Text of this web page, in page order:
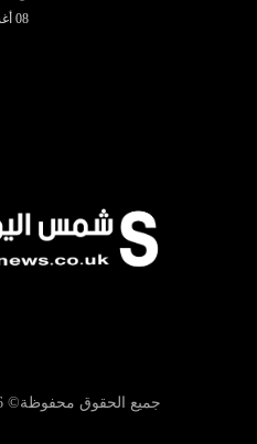
08 أغسطس 2026
والإغاثة
جميع الحقوق محفوظة©